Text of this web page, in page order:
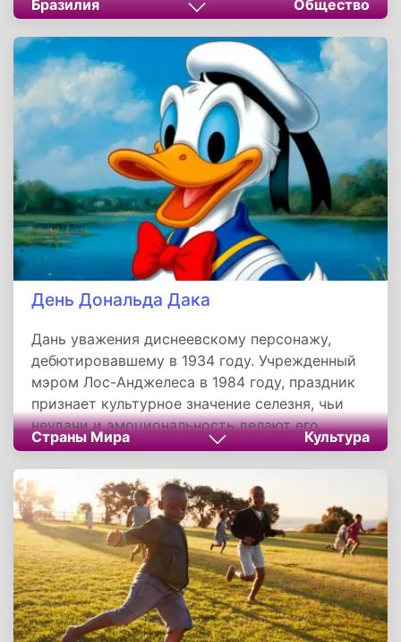
языке. От основанных им городов до
грамматики тупи — наследие Аншиеты живет
в культуре, вере и даже названиях на карте
страны. Для бразильцев он — пример того,
как вера, наука и уважение к другим народам
могут создать нацию.
Бразилия Общество
День Дональда Дака
Дань уважения диснеевскому персонажу,
дебютировавшему в 1934 году. Учрежденный
мэром Лос-Анджелеса в 1984 году, праздник
признает культурное значение селезня, чьи
неудачи и эмоциональность делают его
relatable-героем для разных поколений. Его
история напоминает: искренность и упорство
важнее безупречности.
Страны Мира Культура